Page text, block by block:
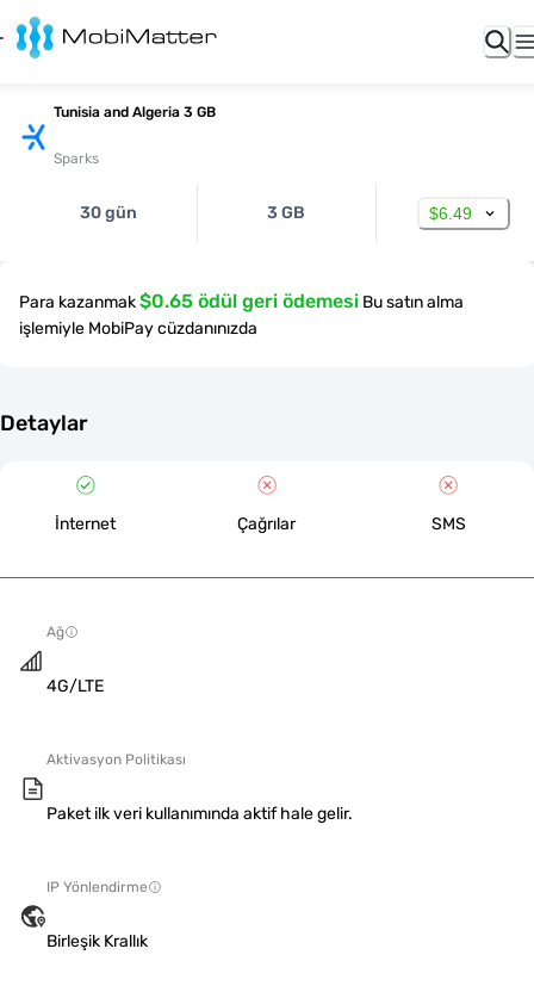
Tunisia and Algeria 3 GB
Sparks
30 gün 3 GB $6.49
Para kazanmak$0.65 ödül geri ödemesi Bu satın alma
işlemiyle MobiPay cüzdanınızda
Detaylar
İnternet Çağrılar SMS
Ağ
4G/LTE
Aktivasyon Politikası
Paket ilk veri kullanımında aktif hale gelir.
IP Yönlendirme
Birleşik Krallık